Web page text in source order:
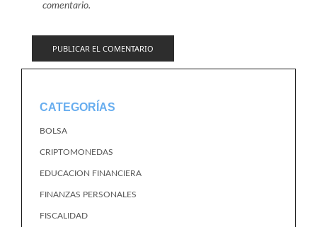
comentario.
CATEGORÍAS
BOLSA
CRIPTOMONEDAS
EDUCACION FINANCIERA
FINANZAS PERSONALES
FISCALIDAD